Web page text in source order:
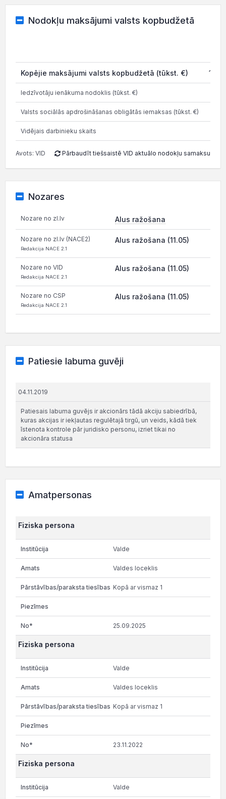
Nodokļu maksājumi valsts kopbudžetā
Kopējie maksājumi valsts kopbudžetā (tūkst. €) 1
Iedzīvotāju ienākuma nodoklis (tūkst. €)
Valsts sociālās apdrošināšanas obligātās iemaksas (tūkst. €)
Vidējais darbinieku skaits
Avots: VID Pārbaudīt tiešsaistē VID aktuālo nodokļu samaksu
Nozares
Nozare no zl.lv Alus ražošana
Nozare no zl.lv (NACE2)
Redakcija NACE 2.1
Alus ražošana (11.05)
Nozare no VID
Redakcija NACE 2.1
Alus ražošana (11.05)
Nozare no CSP
Redakcija NACE 2.1
Alus ražošana (11.05)
Patiesie labuma guvēji
04.11.2019
Patiesais labuma guvējs ir akcionārs tādā akciju sabiedrībā,
kuras akcijas ir iekļautas regulētajā tirgū, un veids, kādā tiek
īstenota kontrole pār juridisko personu, izriet tikai no
akcionāra statusa
Amatpersonas
Fiziska persona
Valde
Valdes loceklis
Kopā ar vismaz 1
25.09.2025
Fiziska persona
Valde
Valdes loceklis
Kopā ar vismaz 1
23.11.2022
Fiziska persona
Valde